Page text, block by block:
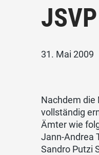
31. Mai 2009
Nachdem die
vollständig
Ämter wie
Jann-Andrea
Sandro Putzi